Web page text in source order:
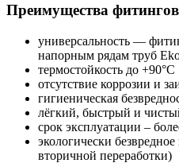
Преимущества
универсальность —
напорным рядам труб
термостойкость до +90°C
отсутствие коррозии и
гигиеническая
лёгкий, быстрый и
срок эксплуатации –
экологически
вторичной переработки)